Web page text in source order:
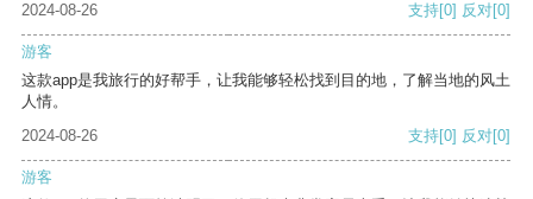
2024-08-26 支持[0] 反对[0]
游客
这款app是我旅行的好帮手，让我能够轻松找到目的地，了解当地的风土
人情。
2024-08-26
支持[0] 反对[0]
游客